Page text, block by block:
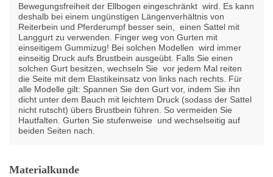
Bewegungsfreiheit der Ellbogen eingeschränkt wird. Es kann
deshalb bei einem ungünstigen Längenverhältnis von
Reiterbein und Pferderumpf besser sein, einen Sattel mit
Langgurt zu verwenden. Finger weg von Gurten mit
einseitigem Gummizug! Bei solchen Modellen wird immer
einseitig Druck aufs Brustbein ausgeübt. Falls Sie einen
solchen Gurt besitzen, wechseln Sie vor jedem Mal reiten
die Seite mit dem Elastikeinsatz von links nach rechts. Für
alle Modelle gilt: Spannen Sie den Gurt vor, indem Sie ihn
dicht unter dem Bauch mit leichtem Druck (sodass der Sattel
nicht rutscht) übers Brustbein führen. So vermeiden Sie
Hautfalten. Gurten Sie stufenweise und wechselseitig auf
beiden Seiten nach.
Materialkunde